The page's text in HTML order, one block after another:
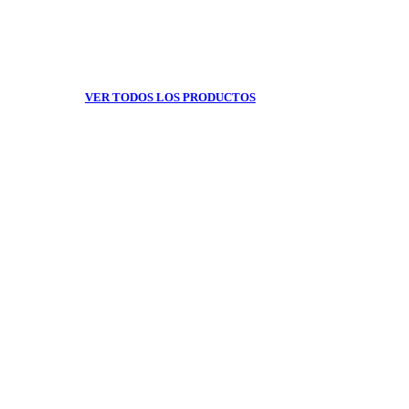
VER TODOS LOS PRODUCTOS